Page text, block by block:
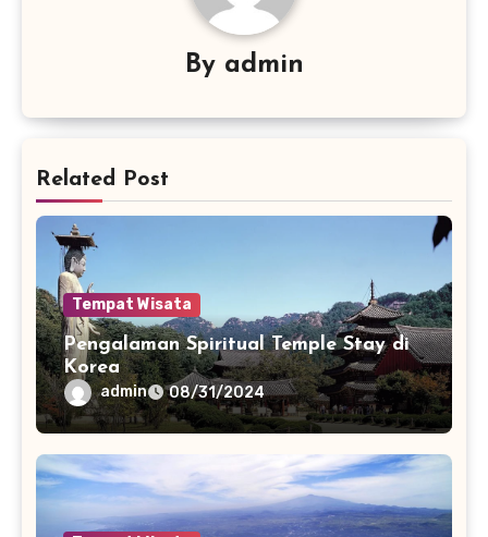
By admin
Related Post
Tempat Wisata
Pengalaman Spiritual Temple Stay di
Korea
admin 08/31/2024